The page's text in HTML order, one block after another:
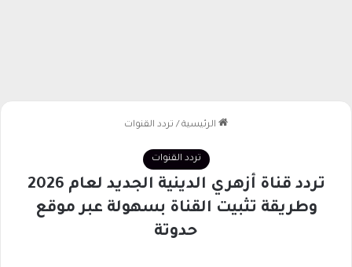
الرئيسية / تردد القنوات
تردد القنوات
تردد قناة أزهري الدينية الجديد لعام 2026
وطريقة تثبيت القناة بسهولة عبر موقع
حدوتة